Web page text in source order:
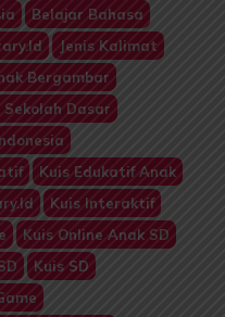
Belajar Bahasa
Jenis Kalimat
Bergambar
Sekolah Dasar
Kuis Edukatif Anak
Kuis Interaktif
Kuis Online Anak SD
Kuis SD